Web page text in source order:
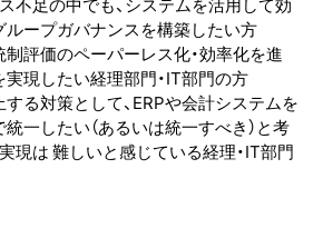
ープガバナンスを構築したい方
評価のペーパーレス化・効率化を進
実現したい経理部門・IT部門の方
る対策として、ERPや会計システムを
一したい（あるいは統一すべき）と考
現は難しいと感じている経理・IT部門